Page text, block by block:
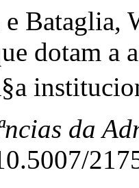
Bataglia,
dotam a
da